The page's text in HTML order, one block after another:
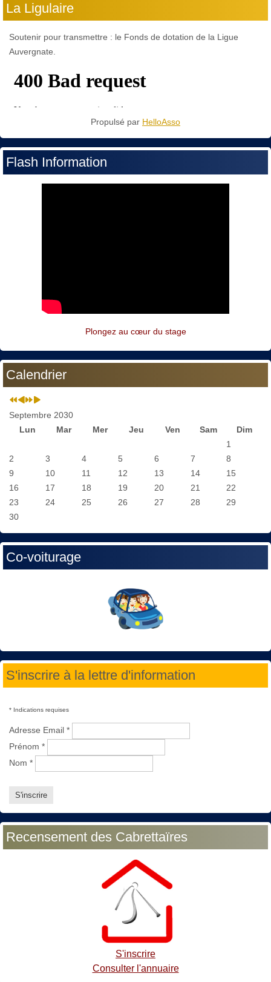
La Ligulaire
Soutenir pour transmettre : le Fonds de dotation de la Ligue
Auvergnate.
Propulsé par HelloAsso
Flash Information
Plongez au cœur du stage
Calendrier
Septembre 2030
Lun
Mar Mer Jeu Ven Sam
Dim
1
2
3 4 5 6 7
8
9
10 11 12 13 14
15
16
17 18 19 20 21
22
23
24 25 26 27 28
29
30
Co-voiturage
S'inscrire à la lettre d'information
* Indications requises
Adresse Email *
Prénom *
Nom *
Recensement des Cabrettaïres
S'inscrire
Consulter l'annuaire